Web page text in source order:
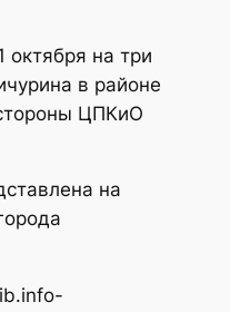
октября на три
в районе
ЦПКиО
на